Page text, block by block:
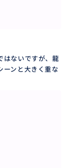
はないですが、龍
ーンと大きく重な